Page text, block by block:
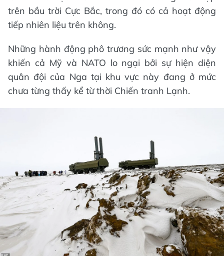
trên bầu trời Cực Bắc, trong đó có cả hoạt động
tiếp nhiên liệu trên không.
Những hành động phô trương sức mạnh như vậy
khiến cả Mỹ và NATO lo ngại bởi sự hiện diện
quân đội của Nga tại khu vực này đang ở mức
chưa từng thấy kể từ thời Chiến tranh Lạnh.